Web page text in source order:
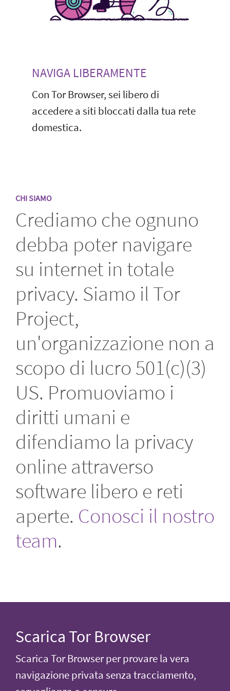
NAVIGA LIBERAMENTE
Con Tor Browser, sei libero di
accedere a siti bloccati dalla tua rete
domestica.
CHI SIAMO
Crediamo che ognuno
debba poter navigare
su internet in totale
privacy. Siamo il Tor
Project,
un'organizzazione non a
scopo di lucro 501(c)(3)
US. Promuoviamo i
diritti umani e
difendiamo la privacy
online attraverso
software libero e reti
aperte. Conosci il nostro
team.
Scarica Tor Browser
Scarica Tor Browser per provare la vera
navigazione privata senza tracciamento,